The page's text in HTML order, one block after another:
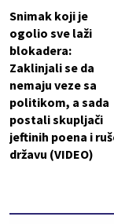
Snimak koji je
ogolio sve laži
blokadera:
Zaklinjali se da
nemaju veze sa
politikom, a sada
postali skupljači
jeftinih poena i
državu (VIDEO)